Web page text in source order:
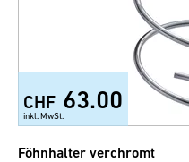
CHF 63.00
inkl. MwSt.
Föhnhalter verchromt